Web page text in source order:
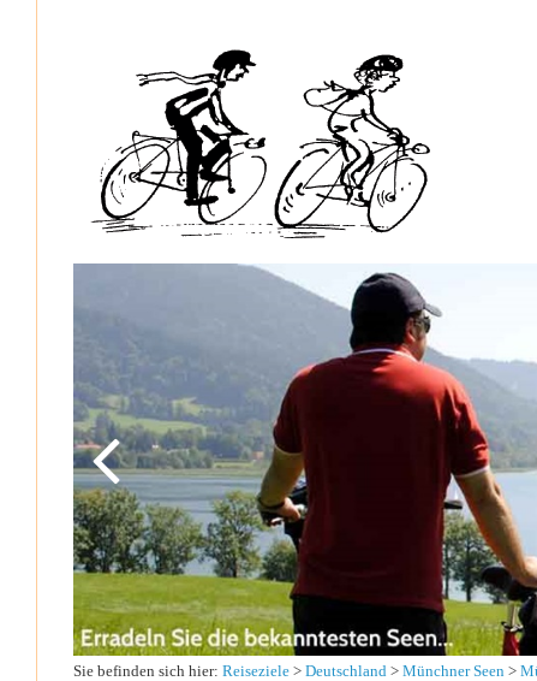
Sie befinden sich hier: Reiseziele > Deutschland > Münchner Seen >